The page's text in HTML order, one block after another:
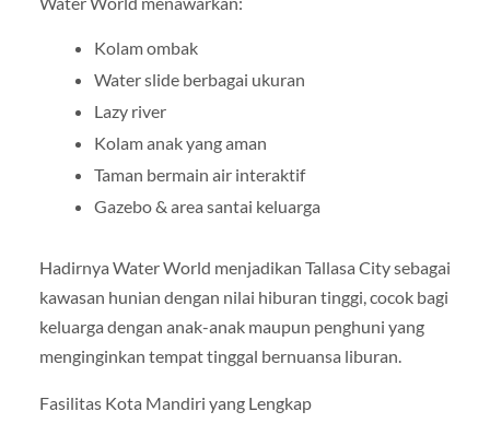
Kolam ombak
Water slide berbagai ukuran
Lazy river
Kolam anak yang aman
Taman bermain air interaktif
Gazebo & area santai keluarga
Hadirnya Water World menjadikan Tallasa City sebagai
kawasan hunian dengan nilai hiburan tinggi, cocok bagi
keluarga dengan anak-anak maupun penghuni yang
menginginkan tempat tinggal bernuansa liburan.
Fasilitas Kota Mandiri yang Lengkap